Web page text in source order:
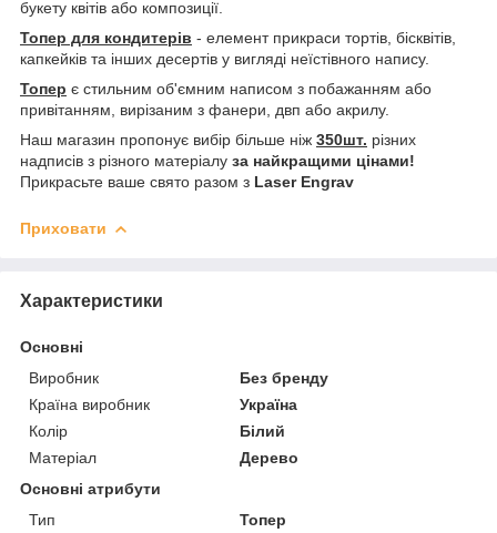
букету квітів або композиції.
Топер для кондитерів - елемент прикраси тортів, бісквітів,
капкейків та інших десертів у вигляді неїстівного напису.
Топер є стильним об'ємним написом з побажанням або
привітанням, вирізаним з фанери, двп або акрилу.
Наш магазин пропонує вибір більше ніж 350шт. різних
надписів з різного матеріалу за найкращими цінами!
Прикрасьте ваше свято разом з Laser Engrav
Приховати
Характеристики
Основні
Виробник
Без бренду
Країна виробник
Україна
Колір
Білий
Матеріал
Дерево
Основні атрибути
Тип
Топер